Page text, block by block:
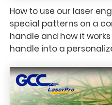
How to use our laser
special patterns on a
handle and how it
handle into a